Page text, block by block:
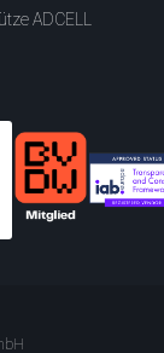
ADCELL